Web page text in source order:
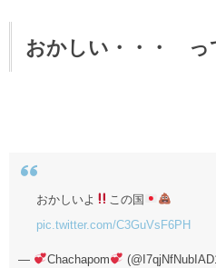
おかしい・・・ っ
おかしいよ この国
pic.twitter.com/C3GuVsF6PH
— Chachapom